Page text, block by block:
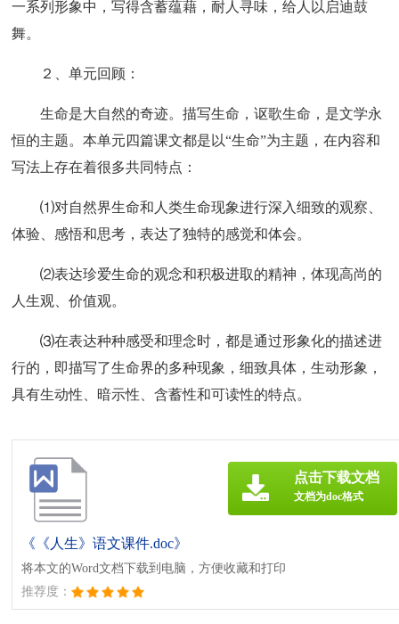
一系列形象中，写得含蓄蕴藉，耐人寻味，给人以启迪鼓
舞。
２、单元回顾：
生命是大自然的奇迹。描写生命，讴歌生命，是文学永
恒的主题。本单元四篇课文都是以“生命”为主题，在内容和
写法上存在着很多共同特点：
⑴对自然界生命和人类生命现象进行深入细致的观察、
体验、感悟和思考，表达了独特的感觉和体会。
⑵表达珍爱生命的观念和积极进取的精神，体现高尚的
人生观、价值观。
⑶在表达种种感受和理念时，都是通过形象化的描述进
行的，即描写了生命界的多种现象，细致具体，生动形象，
具有生动性、暗示性、含蓄性和可读性的特点。
《《人生》语文课件.doc》
将本文的Word文档下载到电脑，方便收藏和打印
推荐度：
点击下载文档
文档为doc格式